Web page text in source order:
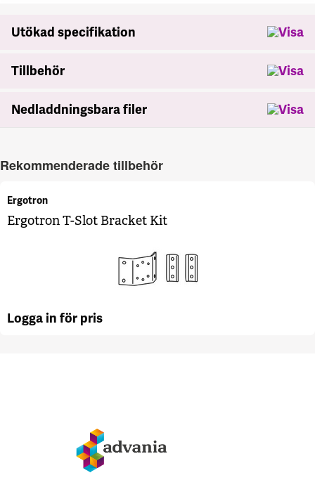
Utökad specifikation
Tillbehör
Nedladdningsbara filer
Rekommenderade tillbehör
Ergotron
Ergotron T-Slot Bracket Kit
Logga in för pris